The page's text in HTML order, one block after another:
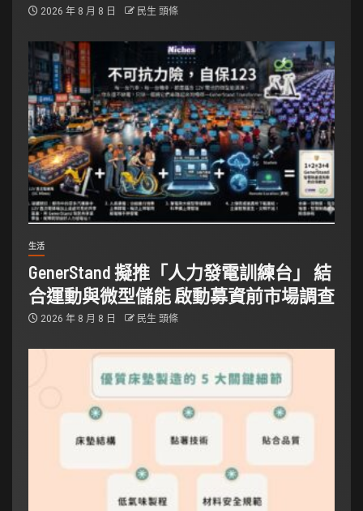
2026 年 8 月 8 日 民生 頭條
生活
GenerStand 擬推「人力發電訓練台」 結
合運動與微型儲能 啟動募資前市場調查
2026 年 8 月 8 日 民生 頭條